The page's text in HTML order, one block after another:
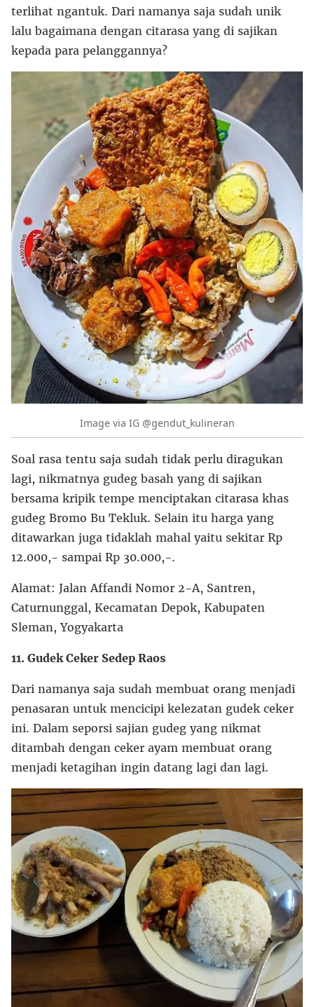
terlihat ngantuk. Dari namanya saja sudah unik
lalu bagaimana dengan citarasa yang di sajikan
kepada para pelanggannya?
Image via IG @gendut_kulineran
Soal rasa tentu saja sudah tidak perlu diragukan
lagi, nikmatnya gudeg basah yang di sajikan
bersama kripik tempe menciptakan citarasa khas
gudeg Bromo Bu Tekluk. Selain itu harga yang
ditawarkan juga tidaklah mahal yaitu sekitar Rp
12.000,- sampai Rp 30.000,-.
Alamat: Jalan Affandi Nomor 2-A, Santren,
Caturnunggal, Kecamatan Depok, Kabupaten
Sleman, Yogyakarta
11. Gudek Ceker Sedep Raos
Dari namanya saja sudah membuat orang menjadi
penasaran untuk mencicipi kelezatan gudek ceker
ini. Dalam seporsi sajian gudeg yang nikmat
ditambah dengan ceker ayam membuat orang
menjadi ketagihan ingin datang lagi dan lagi.